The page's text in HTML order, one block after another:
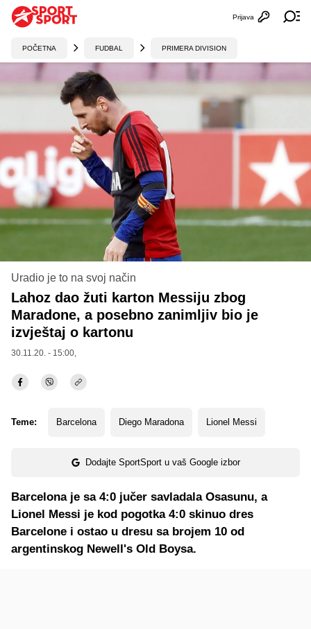
Otvori
Prijava
POČETNA FUDBAL PRIMERA DIVISION
Uradio je to na svoj način
Lahoz dao žuti karton Messiju zbog
Maradone, a posebno zanimljiv bio je
izvještaj o kartonu
30.11.20. - 15:00,
Teme: Barcelona Diego Maradona Lionel Messi
Dodajte SportSport u vaš Google izbor
Barcelona je sa 4:0 jučer savladala Osasunu, a
Lionel Messi je kod pogotka 4:0 skinuo dres
Barcelone i ostao u dresu sa brojem 10 od
argentinskog Newell's Old Boysa.